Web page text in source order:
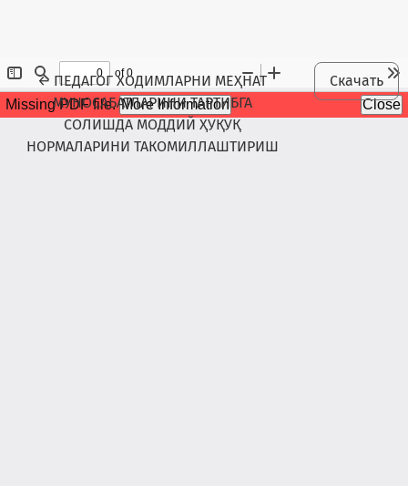
← Maqola tafsilotlariga qaytish
ПЕДАГОГ ХОДИМЛАРНИ МЕҲНАТ
МУНОСАБАТЛАРИНИ ТАРТИБГА
СОЛИШДА МОДДИЙ ҲУҚУҚ
НОРМАЛАРИНИ ТАКОМИЛЛАШТИРИШ
Скачать